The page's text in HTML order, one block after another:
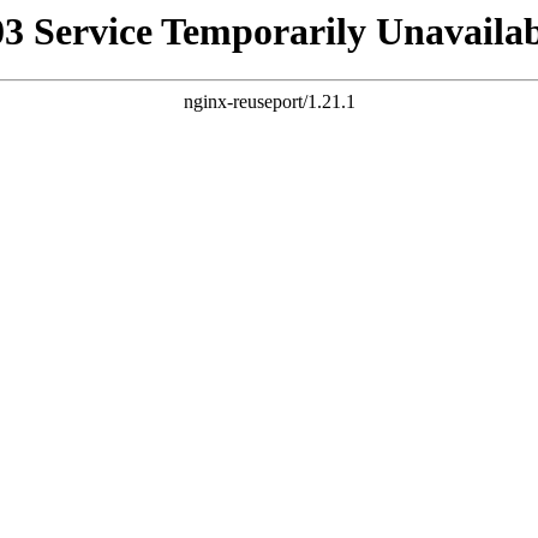
Service Temporarily
nginx-reuseport/1.21.1